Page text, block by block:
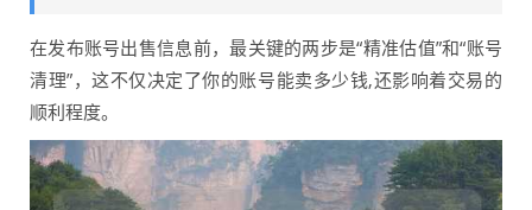
在发布账号出售信息前，最关键的两步是“精准估值”和“账号
清理”，这不仅决定了你的账号能卖多少钱,还影响着交易的
顺利程度。